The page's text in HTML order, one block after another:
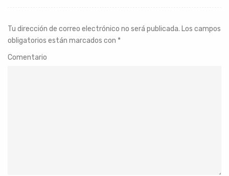
Tu dirección de correo electrónico no será publicada. Los campos
obligatorios están marcados con *
Comentario